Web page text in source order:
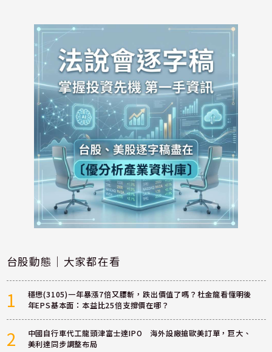
台股動態｜大家都在看
1
穩懋(3105)一年暴漲7倍又腰斬，跌出價值了嗎？杜金龍看懂明後
年EPS基本面：本益比25倍支撐價在哪？
2
中國自行車代工龍頭津富士達IPO 海外設廠搶歐美訂單，巨大、
美利達同步調整布局